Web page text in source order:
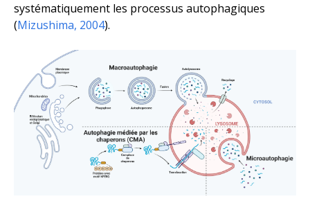
systématiquement les processus autophagiques
(Mizushima, 2004).